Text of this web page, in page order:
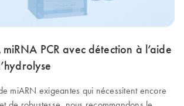
miRNA PCR avec détection à l’aide
miARN exigeantes qui nécessitent encore